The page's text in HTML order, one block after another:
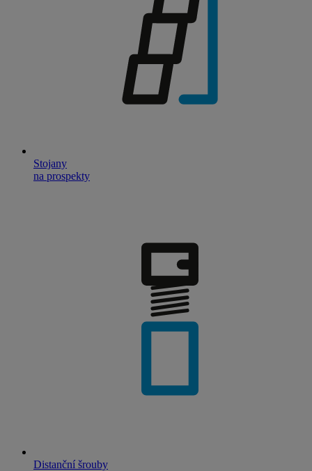
Stojany
na prospekty
Distanční šrouby